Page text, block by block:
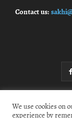
Contact us:
We use cookies on
experience by